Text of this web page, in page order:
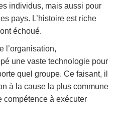
individus, mais aussi pour
pays. L’histoire est riche
échoué.
l’organisation,
une vaste technologie pour
quel groupe. Ce faisant, il
à la cause la plus commune
compétence à exécuter